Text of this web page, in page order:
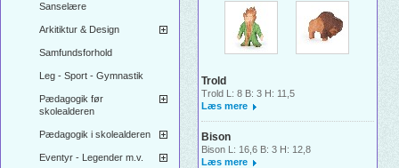
Sanselære
Arkitiktur & Design
Samfundsforhold
Leg - Sport - Gymnastik
Pædagogik før
skolealderen
Pædagogik i skolealderen
Eventyr - Legender m.v.
Trold
Trold L: 8 B: 3 H: 11,5
Læs mere
Bison
Bison L: 16,6 B: 3 H: 12,8
Læs mere